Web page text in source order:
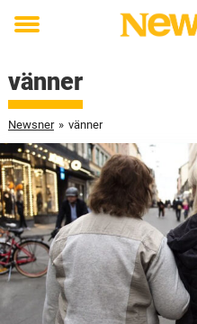
Toggle
vänner
Newsner » vänner